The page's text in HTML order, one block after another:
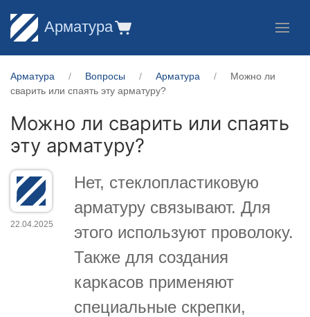
Арматура
Арматура Вопросы Арматура
Можно ли
сварить или спаять эту арматуру?
Можно ли сварить или спаять
эту арматуру?
22.04.2025
Нет, стеклопластиковую
арматуру связывают. Для
этого используют проволоку.
Также для создания
каркасов применяют
специальные скрепки,